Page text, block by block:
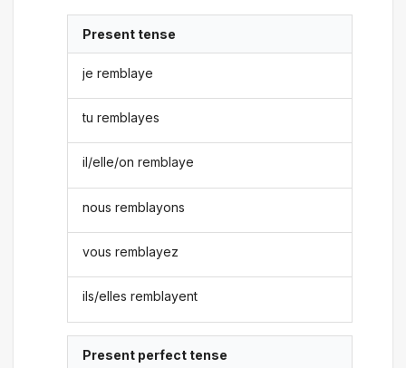
Present tense
je remblaye
tu remblayes
il/elle/on remblaye
nous remblayons
vous remblayez
ils/elles remblayent
Present perfect tense